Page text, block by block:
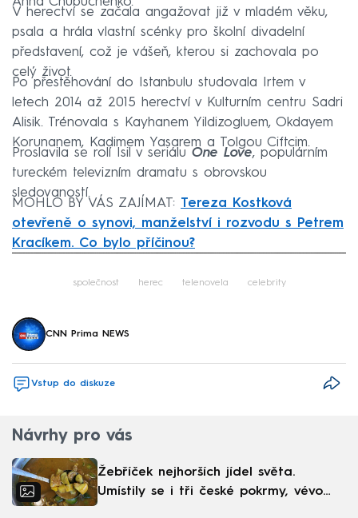
V herectví se začala angažovat již v mladém věku,
psala a hrála vlastní scénky pro školní divadelní
představení, což je vášeň, kterou si zachovala po
celý život.
Po přestěhování do Istanbulu studovala Irtem v
letech 2014 až 2015 herectví v Kulturním centru Sadri
Alisik. Trénovala s Kayhanem Yildizogluem, Okdayem
Korunanem, Kadimem Yasarem a Tolgou Ciftcim.
Proslavila se rolí Isil v seriálu One Love, populárním
tureckém televizním dramatu s obrovskou
sledovaností.
MOHLO BY VÁS ZAJÍMAT: Tereza Kostková
otevřeně o synovi, manželství i rozvodu s Petrem
Kracíkem. Co bylo příčinou?
společnost herec telenovela celebrity
CNN Prima NEWS
Vstup do diskuze
Návrhy pro vás
Žebříček nejhorších jídel světa.
Umístily se i tři české pokrmy, vévodí